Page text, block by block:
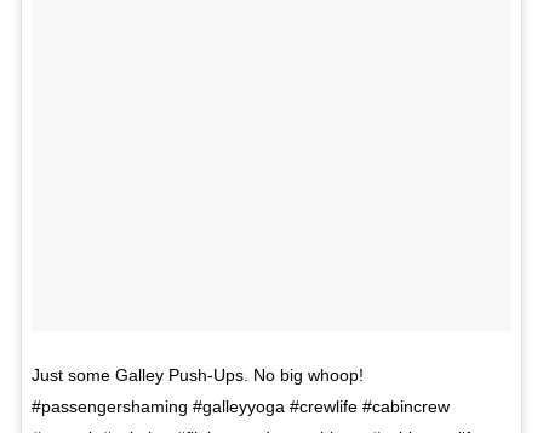
Just some Galley Push-Ups. No big whoop!
#passengershaming #galleyyoga #crewlife #cabincrew